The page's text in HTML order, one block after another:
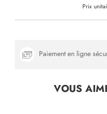
Prix
Paiement en ligne
VOUS